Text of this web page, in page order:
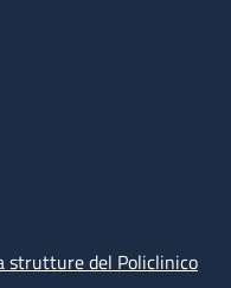
strutture del Policlinico